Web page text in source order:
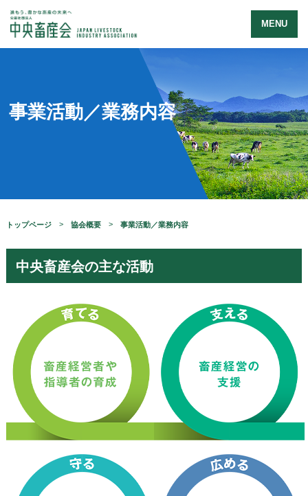
MENU
事業活動／業務内容
トップページ 協会概要 事業活動／業務内容
中央畜産会の主な活動